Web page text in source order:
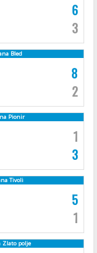
6
3
Bled
8
2
Pionir
1
3
Tivoli
5
1
Zlato polje